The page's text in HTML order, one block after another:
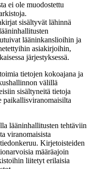
ei ole muodostettu
sisältyvät lähinnä
lääninkanslioihin ja
asiakirjoihin,
järjestyksessä.
tietojen kokoajana ja
välillä
sisältyneitä tietoja
paikallisviranomaisilta
lääninhallitusten tehtäviin
viranomaisista
Kirjetoisteiden
määräajoin
liitetyt erilaisia